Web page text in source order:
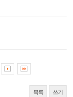
목록 쓰기